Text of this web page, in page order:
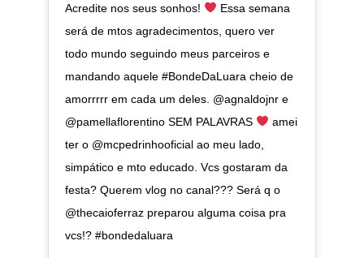
Acredite nos seus sonhos!
Essa semana
será de mtos agradecimentos, quero ver
todo mundo seguindo meus parceiros e
mandando aquele #BondeDaLuara cheio de
amorrrrr em cada um deles. @agnaldojnr e
@pamellaflorentino SEM PALAVRAS
amei
ter o @mcpedrinhooficial ao meu lado,
simpático e mto educado. Vcs gostaram da
festa? Querem vlog no canal??? Será q o
@thecaioferraz preparou alguma coisa pra
vcs!? #bondedaluara